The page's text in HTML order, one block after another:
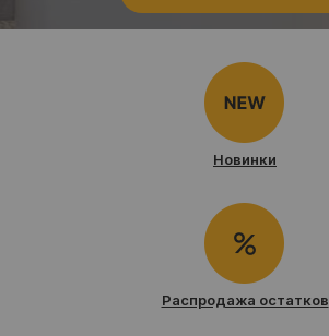
Новинки
Распродажа остатков